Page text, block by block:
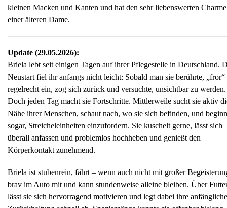
kleinen Macken und Kanten und hat den sehr liebenswerten Charme
einer älteren Dame.
Update (29.05.2026):
Briela lebt seit einigen Tagen auf ihrer Pflegestelle in Deutschland.
Neustart fiel ihr anfangs nicht leicht: Sobald man sie berührte, „fror“
regelrecht ein, zog sich zurück und versuchte, unsichtbar zu werden.
Doch jeden Tag macht sie Fortschritte. Mittlerweile sucht sie aktiv
Nähe ihrer Menschen, schaut nach, wo sie sich befinden, und
sogar, Streicheleinheiten einzufordern. Sie kuschelt gerne, lässt sich
überall anfassen und problemlos hochheben und genießt den
Körperkontakt zunehmend.
Briela ist stubenrein, fährt – wenn auch nicht mit großer
brav im Auto mit und kann stundenweise alleine bleiben. Über
lässt sie sich hervorragend motivieren und legt dabei ihre anfängliche